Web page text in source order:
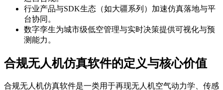
行业产品与SDK生态（如大疆系列）加速仿真落地与平
台协同。
数字孪生为城市级低空管理与实时决策提供可视化与预
测能力。
合规无人机仿真软件的定义与核心价值
合规无人机仿真软件是一类用于再现无人机空气动力学、传感